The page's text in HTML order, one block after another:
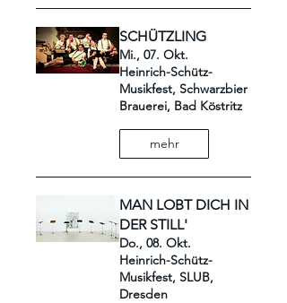
SCHÜTZLING
Mi., 07. Okt.
Heinrich-Schütz-
Musikfest, Schwarzbier
Brauerei, Bad Köstritz
mehr
MAN LOBT DICH IN
DER STILL'
Do., 08. Okt.
Heinrich-Schütz-
Musikfest, SLUB,
Dresden